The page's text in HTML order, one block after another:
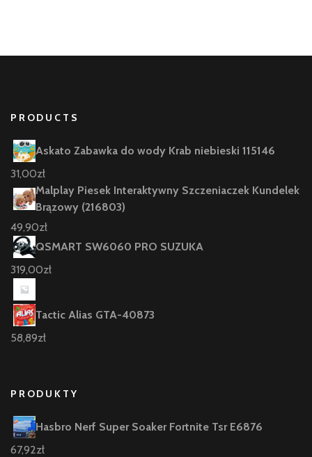
PRODUCTS
Askato Zabawka do wody Krab niebieski 115146
31,00zł
Malplay Piesek Interaktywny Szczeniaczek Kundelek
Brązowy (216803)
49,90zł
QSMART SW6060 PRO SUZUKA
319,00zł
Tactic Alias GTA-40873
58,89zł
PRODUKTY
Hasbro Nerf Super Soaker Fortnite Tsr E6876
67,92zł